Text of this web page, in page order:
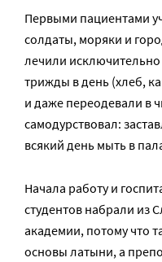
Первыми пациентами
солдаты, моряки и
лечили
трижды в день (хлеб,
и даже переодевали в
самодурствовал:
всякий день мыть в
Начала работу и
студентов набрали из
академии, потому что
основы латыни, а